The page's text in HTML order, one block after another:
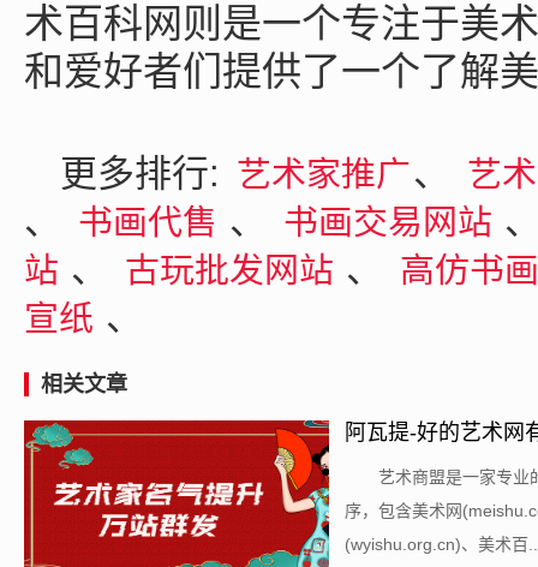
术百科网则是一个专注于美
和爱好者们提供了一个了解
更多排行: 艺术家推广、 艺
、 书画代售 、 书画交易网站
站 、 古玩批发网站 、
高仿书
宣纸 、
相关文章
阿瓦提-好的艺术网
艺术商盟是一家专业
序，包含美术网
(wyishu.org.cn)、美术百